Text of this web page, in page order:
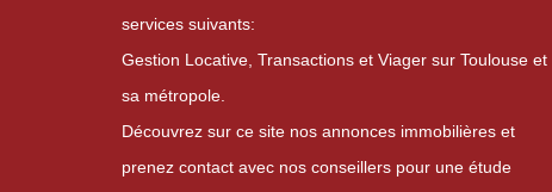
services suivants:
Gestion Locative, Transactions et Viager sur Toulouse et
sa métropole.
Découvrez sur ce site nos annonces immobilières et
prenez contact avec nos conseillers pour une étude